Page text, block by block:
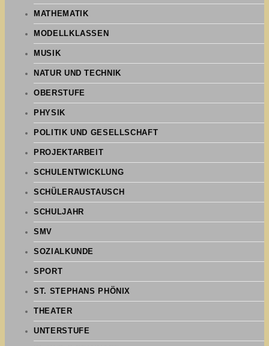
MATHEMATIK
MODELLKLASSEN
MUSIK
NATUR UND TECHNIK
OBERSTUFE
PHYSIK
POLITIK UND GESELLSCHAFT
PROJEKTARBEIT
SCHULENTWICKLUNG
SCHÜLERAUSTAUSCH
SCHULJAHR
SMV
SOZIALKUNDE
SPORT
ST. STEPHANS PHÖNIX
THEATER
UNTERSTUFE